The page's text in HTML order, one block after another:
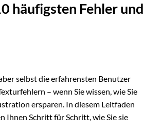
häufigsten Fehler und
selbst die erfahrensten Benutzer
– wenn Sie wissen, wie Sie
ersparen. In diesem Leitfaden
Ihnen Schritt für Schritt, wie Sie sie